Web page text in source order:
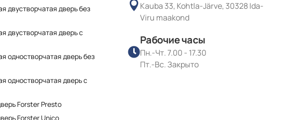
двустворчатая дверь без
двустворчатая дверь с
одностворчатая дверь без
одностворчатая дверь с
Forster Presto
Forster Unico
Kauba 33, Kohtla-Järve, 30328 Ida-
Viru maakond
Рабочие часы
Пн.-Чт. 7.00 - 17.30
Пт.-Вс. Закрыто